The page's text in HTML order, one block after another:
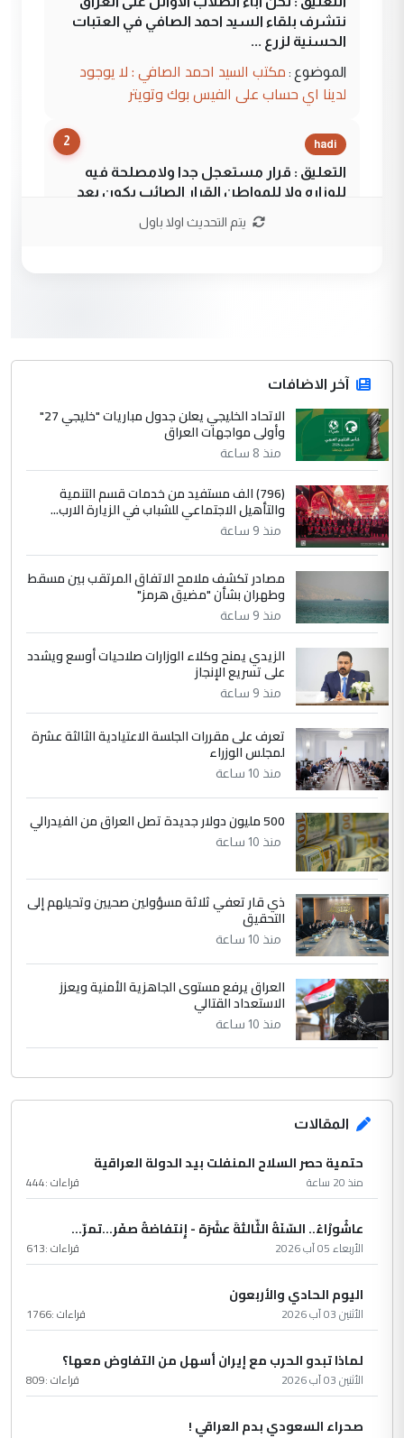
نتشرف بلقاء السيد احمد الصافي في العتبات
الحسنية لزرع ...
الموضوع : مكتب السيد احمد الصافي : لا يوجود
لدينا اي حساب على الفيس بوك وتويتر
2 hadi
التعليق : قرار مستعجل جدا ولامصلحة فيه
للوزاره ولا للمواطن القرار الصائب يكون بعد
جنسية الرافد الثالث للعراق ومن اصول عريقة
ابا فرات ...
الموضوع :
الجواهري يرد على صدام حسين سل
مضجعيك يابن الزنا (نص كامل)
سردار
التعليق : واحد من عصابة علي ماما يسقط
جنسية الرافد الثالث للعراق ومن اصول عريقة
ابا فرات ...
الجواهري يرد على صدام حسين سل
مضجعيك يابن الزنا (نص كامل)
5 حيدر عاشور
التعليق : تحياتي لك استاذ حامدتركان. كلام
دقيق ومسؤول؛ فالاستثمار الحقيقي للإنسان
الموضوع :
بين الإهمال واغتصاب الأرض.. بلاد
الرافدين تعاني الجفاف والتصحر!!
يتم التحديث اولا باول
آخر الاضافات
الاتحاد الخليجي يعلن جدول مباريات "خليجي 27"
وأولى مواجهات العراق
منذ 8 ساعة
(796) الف مستفيد من خدمات قسم التنمية
والتأهيل الاجتماعي للشباب في الزيارة الارب...
منذ 9 ساعة
مصادر تكشف ملامح الاتفاق المرتقب بين مسقط
وطهران بشأن "مضيق هرمز"
منذ 9 ساعة
الزيدي يمنح وكلاء الوزارات صلاحيات أوسع ويشدد
على تسريع الإنجاز
منذ 9 ساعة
تعرف على مقررات الجلسة الاعتيادية الثالثة عشرة
لمجلس الوزراء
منذ 10 ساعة
500 مليون دولار جديدة تصل العراق من الفيدرالي
منذ 10 ساعة
ذي قار تعفي ثلاثة مسؤولين صحيين وتحيلهم إلى
التحقيق
منذ 10 ساعة
العراق يرفع مستوى الجاهزية الأمنية ويعزز
الاستعداد القتالي
منذ 10 ساعة
المقالات
حتمية حصر السلاح المنفلت بيد الدولة العراقية
منذ 20 ساعة قراءات :444
عاشُورْاءُ.. السّنَةُ الثّالثةَ عشَرَة - إِنتفاضةُ صفَر…تمرّ...
الأربعاء 05 آب 2026 قراءات :613
اليوم الحادي والأربعون
الأثنين 03 آب 2026 قراءات :1766
لماذا تبدو الحرب مع إيران أسهل من التفاوض معها؟
الأثنين 03 آب 2026 قراءات :809
صحراء السعودي بدم العراقي !